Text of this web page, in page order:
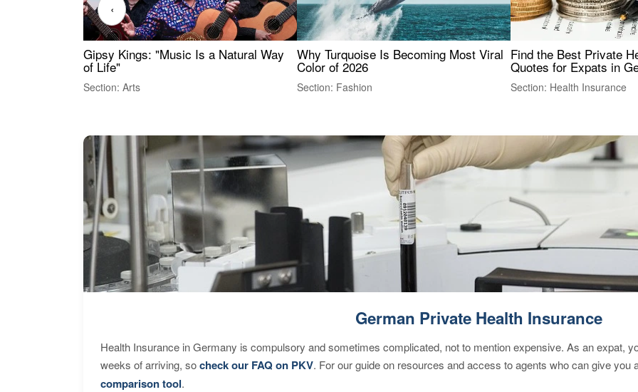
Gipsy Kings: "Music Is a Natural Way
of Life"
Section: Arts
Why Turquoise Is Becoming Most Viral
Color of 2026
Section: Fashion
Find the Best Private
Quotes for Expats in
Section: Health Insurance
‹
German Private Health Insurance
Health Insurance in Germany is compulsory and sometimes complicated, not to mention expensive. As an expat,
weeks of arriving, socheck our FAQ on PKV. For our guide on resources and access to agents who can give
comparison tool.